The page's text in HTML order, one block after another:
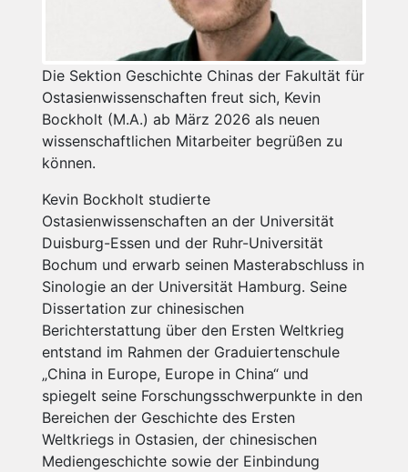
Die Sektion Geschichte Chinas der Fakultät für
Ostasienwissenschaften freut sich, Kevin
Bockholt (M.A.) ab März 2026 als neuen
wissenschaftlichen Mitarbeiter begrüßen zu
können.
Kevin Bockholt studierte
Ostasienwissenschaften an der Universität
Duisburg-Essen und der Ruhr-Universität
Bochum und erwarb seinen Masterabschluss in
Sinologie an der Universität Hamburg. Seine
Dissertation zur chinesischen
Berichterstattung über den Ersten Weltkrieg
entstand im Rahmen der Graduiertenschule
„China in Europe, Europe in China“ und
spiegelt seine Forschungsschwerpunkte in den
Bereichen der Geschichte des Ersten
Weltkriegs in Ostasien, der chinesischen
Mediengeschichte sowie der Einbindung